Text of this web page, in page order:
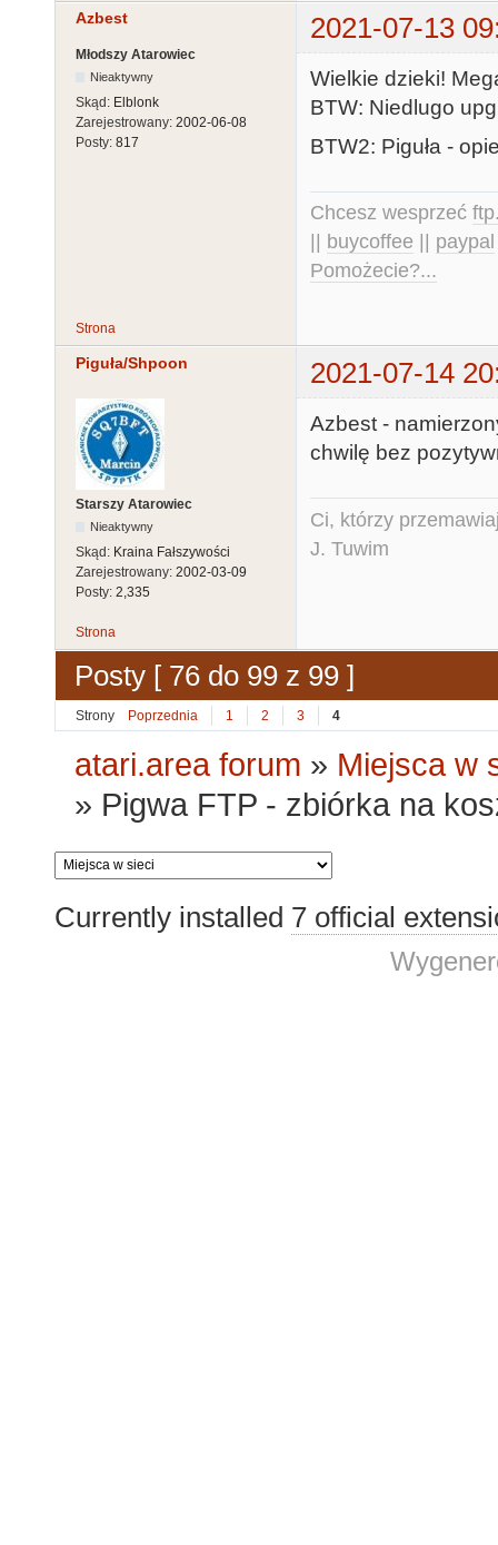
Azbest 2021-07-13
Młodszy Atarowiec
Nieaktywny
Skąd: Elblonk
Zarejestrowany: 2002-06-08
Posty: 817
Wielkie dzieki!
BTW: Niedlugo
BTW2: Piguła -
Chcesz wesprzeć
buycoffee paypal
Pomożecie?...
Strona
Piguła/Shpoon 2021-07-14
Starszy Atarowiec
Nieaktywny
Skąd: Kraina Fałszywości
Zarejestrowany: 2002-03-09
Posty: 2,335
Azbest -
chwilę bez
Ci, którzy
J. Tuwim
Strona
Posty [ 76 do 99 z 99 ]
Strony Poprzednia 1 2 3 4
atari.area forum » Miejsca w
» Pigwa FTP - zbiórka na
Currently installed 7 official